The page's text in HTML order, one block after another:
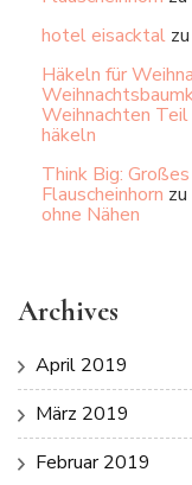
hotel eisacktal zu
Häkeln für
Weihnachten
häkeln
Think Big:
Flauscheinhorn zu
ohne Nähen
Archives
April 2019
März 2019
Februar 2019